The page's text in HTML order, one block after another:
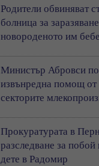
Родители обвиняват
болница за
новороденото им
Министър Абровси
извънредна помощ от
секторите
Прокуратурата в
разследване за побой
дете в Радомир